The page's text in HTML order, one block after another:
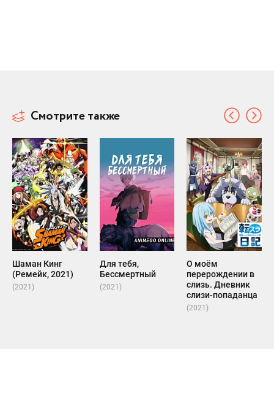
Смотрите также
Шаман Кинг
(Ремейк, 2021)
(2021)
Для тебя,
Бессмертный
(2021)
О моём
перерождении в
слизь. Дневник
слизи-попаданца
(2021)